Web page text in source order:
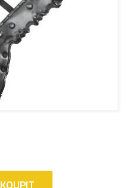
KOUPIT